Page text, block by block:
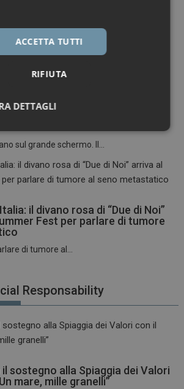
fino a 50 mila euro per
della Valle ETS apre le...
primo festival del cinema
rare
sul grande schermo. Il...
il divano rosa di “Due di Noi”
Fest per parlare di tumore
di tumore al...
Responsability
sostegno alla Spiaggia dei Valori
mare, mille granelli”
ACCETTA TUTTI
RIFIUTA
DETTAGLI
Marketing
Necessari Marketing
funzionalità di base quali la
FORNITORE / DOMINIO
.dailyhealthindustry.it
mese